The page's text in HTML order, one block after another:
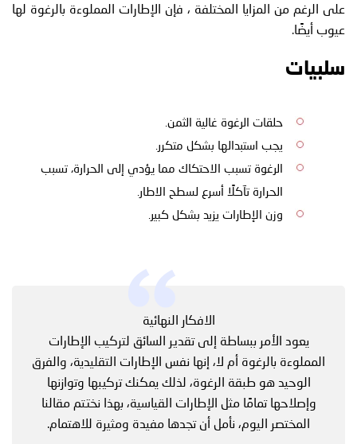
على الرغم من المزايا المختلفة ، فإن الإطارات المملوءة بالرغوة لها
عيوب أيضًا.
سلبيات
حلقات الرغوة غالية الثمن.
يجب استبدالها بشكل متكرر.
الرغوة تسبب الاحتكاك مما يؤدي إلى الحرارة، تسبب
الحرارة تآكلًا أسرع لسطح الاطار.
وزن الإطارات يزيد بشكل كبير.
الافكار النهائية
يعود الأمر ببساطة إلى تقدير السائق لتركيب الإطارات
المملوءة بالرغوة أم لا، إنها نفس الإطارات التقليدية، والفرق
الوحيد هو طبقة الرغوة، لذلك يمكنك تركيبها وتوازنها
وإصلاحها تمامًا مثل الإطارات القياسية، بهذا نختتم مقالنا
المختصر اليوم، نأمل أن تجدها مفيدة ومثيرة للاهتمام.